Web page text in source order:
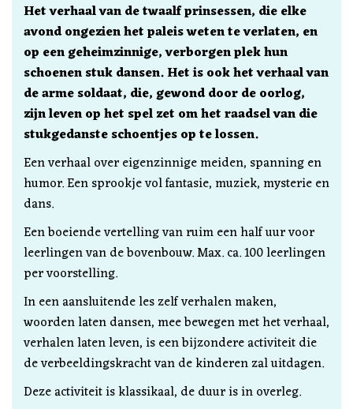
Het verhaal van de twaalf prinsessen, die elke
avond ongezien het paleis weten te verlaten, en
op een geheimzinnige, verborgen plek hun
schoenen stuk dansen. Het is ook het verhaal van
de arme soldaat, die, gewond door de oorlog,
zijn leven op het spel zet om het raadsel van die
stukgedanste schoentjes op te lossen.
Een verhaal over eigenzinnige meiden, spanning en
humor. Een sprookje vol fantasie, muziek, mysterie en
dans.
Een boeiende vertelling van ruim een half uur voor
leerlingen van de bovenbouw. Max. ca. 100 leerlingen
per voorstelling.
In een aansluitende les zelf verhalen maken,
woorden laten dansen, mee bewegen met het verhaal,
verhalen laten leven, is een bijzondere activiteit die
de verbeeldingskracht van de kinderen zal uitdagen.
Deze activiteit is klassikaal, de duur is in overleg.